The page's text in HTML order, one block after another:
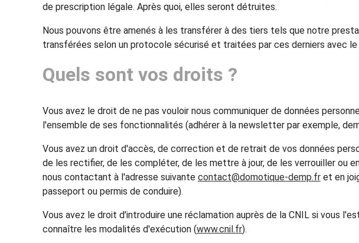
de prescription légale. Après quoi, elles seront détruites.
Nous pouvons être amenés à les transférer à des tiers tels que notre
transférées selon un protocole sécurisé et traitées par ces derniers avec
Quels sont vos droits ?
Vous avez le droit de ne pas vouloir nous communiquer de données
l'ensemble de ses fonctionnalités (adhérer à la newsletter par exemple,
Vous avez un droit d'accès, de correction et de retrait de vos données
de les rectifier, de les compléter, de les mettre à jour, de les verrouiller ou
nous contactant à l'adresse suivante contact@domotique-demp.fr et en
passeport ou permis de conduire).
Vous avez le droit d'introduire une réclamation auprès de la CNIL si vous
connaître les modalités d'exécution (www.cnil.fr).